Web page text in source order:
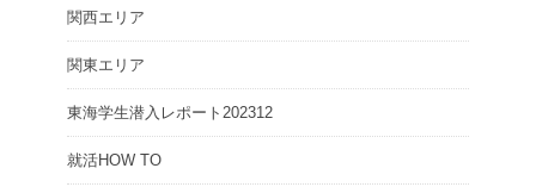
関西エリア
関東エリア
東海学生潜入レポート202312
就活HOW TO